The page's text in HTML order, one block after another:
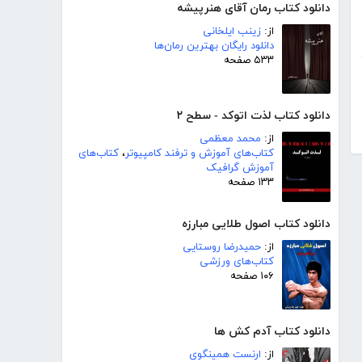
دانلود کتاب رمان آقای هنرپیشه
از: زینب ایلخانی
دانلود رایگان بهترین رمان‌ها
۵۳۳ صفحه
دانلود کتاب لذت اتوکد - سطح ۲
از: محمد معظمی
کتاب‌های آموزش و ترفند کامپیوتر، کتاب‌های
آموزش گرافیک
۱۳۳ صفحه
دانلود کتاب اصول طلایی مبارزه
از: حمیدرضا روستایی
کتاب‌های ورزشی
۱۰۶ صفحه
دانلود کتاب آدم کش ها
از: ارنست همینگوی